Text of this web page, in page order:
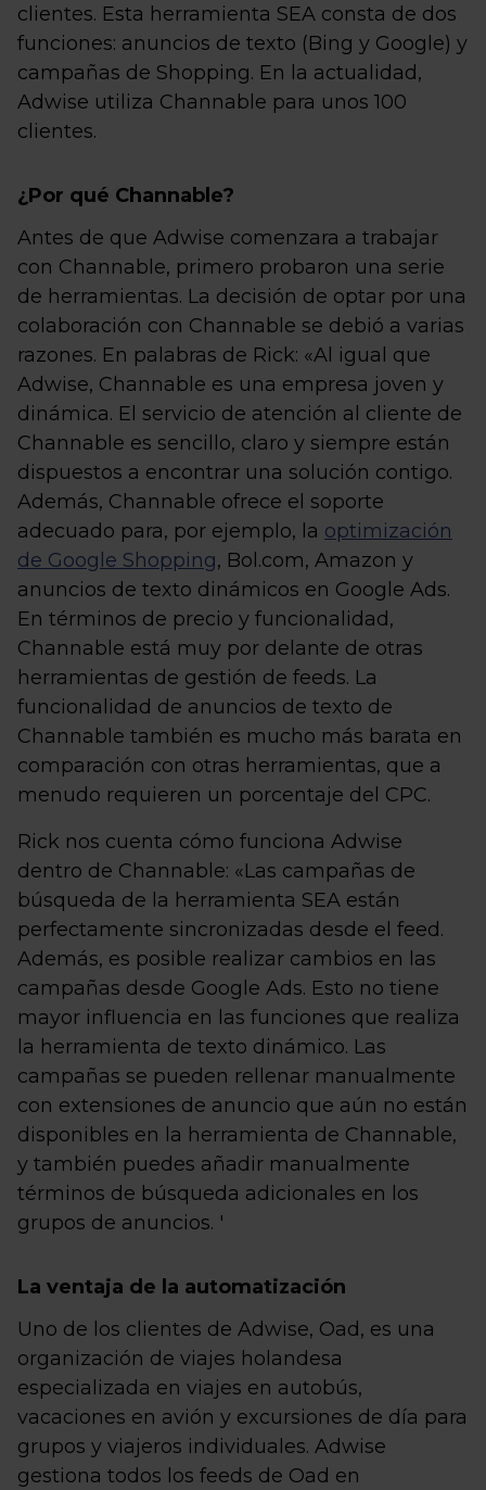
clientes. Esta herramienta SEA consta de dos
funciones: anuncios de texto (Bing y Google) y
campañas de Shopping. En la actualidad,
Adwise utiliza Channable para unos 100
clientes.
¿Por qué Channable?
Antes de que Adwise comenzara a trabajar
con Channable, primero probaron una serie
de herramientas. La decisión de optar por una
colaboración con Channable se debió a varias
razones. En palabras de Rick: «Al igual que
Adwise, Channable es una empresa joven y
dinámica. El servicio de atención al cliente de
Channable es sencillo, claro y siempre están
dispuestos a encontrar una solución contigo.
Además, Channable ofrece el soporte
adecuado para, por ejemplo, la optimización
de Google Shopping, Bol.com, Amazon y
anuncios de texto dinámicos en Google Ads.
En términos de precio y funcionalidad,
Channable está muy por delante de otras
herramientas de gestión de feeds. La
funcionalidad de anuncios de texto de
Channable también es mucho más barata en
comparación con otras herramientas, que a
menudo requieren un porcentaje del CPC.
Rick nos cuenta cómo funciona Adwise
dentro de Channable: «Las campañas de
búsqueda de la herramienta SEA están
perfectamente sincronizadas desde el feed.
Además, es posible realizar cambios en las
campañas desde Google Ads. Esto no tiene
mayor influencia en las funciones que realiza
la herramienta de texto dinámico. Las
campañas se pueden rellenar manualmente
con extensiones de anuncio que aún no están
disponibles en la herramienta de Channable,
y también puedes añadir manualmente
términos de búsqueda adicionales en los
grupos de anuncios. '
La ventaja de la automatización
Uno de los clientes de Adwise, Oad, es una
organización de viajes holandesa
especializada en viajes en autobús,
vacaciones en avión y excursiones de día para
grupos y viajeros individuales. Adwise
gestiona todos los feeds de Oad en